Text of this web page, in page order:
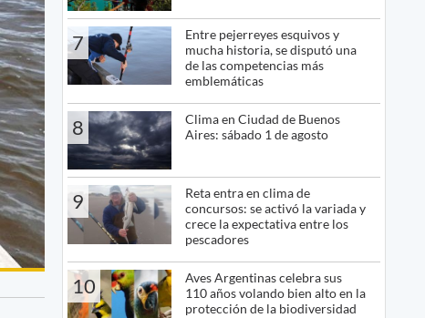
7
Entre pejerreyes esquivos y
mucha historia, se disputó una
de las competencias más
emblemáticas
8
Clima en Ciudad de Buenos
Aires: sábado 1 de agosto
9
Reta entra en clima de
concursos: se activó la variada y
crece la expectativa entre los
pescadores
10
Aves Argentinas celebra sus
110 años volando bien alto en la
protección de la biodiversidad